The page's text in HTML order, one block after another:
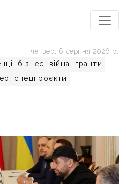
бізнес війна
гранти
спецпроєкти
четвер, 6 серпня 2026 р.